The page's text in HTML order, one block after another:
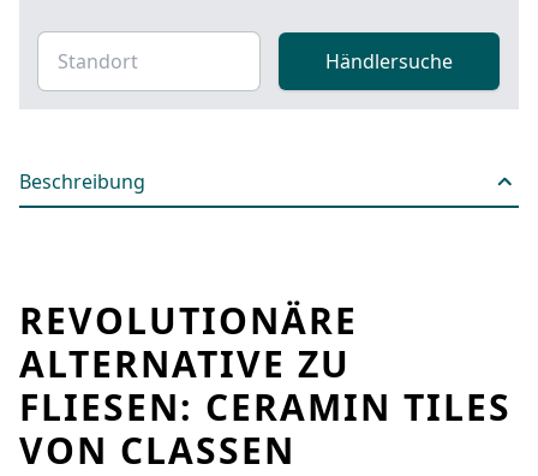
Händlersuche
Beschreibung
REVOLUTIONÄRE
ALTERNATIVE ZU
FLIESEN: CERAMIN TILES
VON CLASSEN